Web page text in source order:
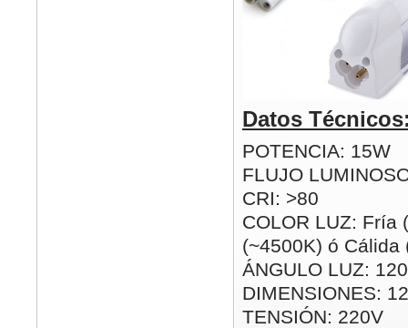
Datos
POTENCIA: 15W
FLUJO
CRI: >80
COLOR LUZ: Fría
(~4500K) ó Cálida
ÁNGULO LUZ:
DIMENSIONES:
TENSIÓN: 220V